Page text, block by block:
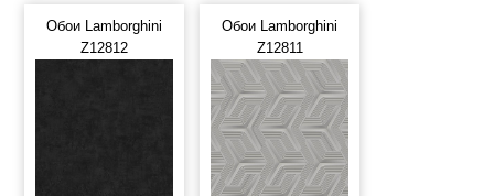
Обои Lamborghini
Z12812
Обои Lamborghini
Z12811